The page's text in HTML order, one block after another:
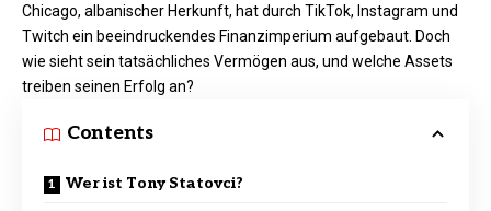
Chicago, albanischer Herkunft, hat durch TikTok, Instagram und
Twitch ein beeindruckendes Finanzimperium aufgebaut. Doch
wie sieht sein tatsächliches Vermögen aus, und welche Assets
treiben seinen Erfolg an?​
Contents
Wer ist Tony Statovci?